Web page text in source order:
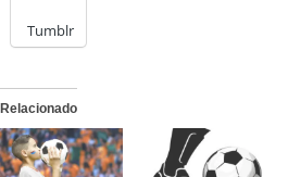
Tumblr
Relacionado